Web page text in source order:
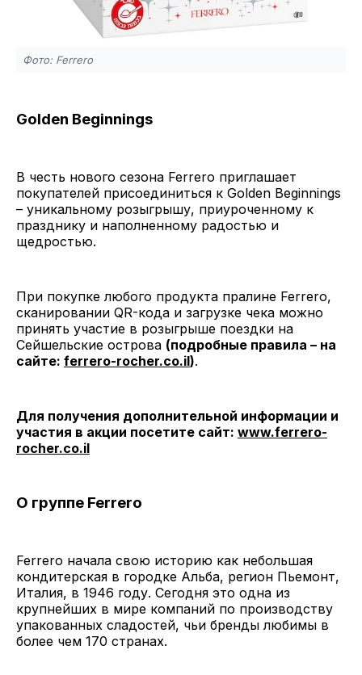
Фото: Ferrero
Golden Beginnings
В честь нового сезона Ferrero приглашает
покупателей присоединиться к Golden Beginnings
– уникальному розыгрышу, приуроченному к
празднику и наполненному радостью и
щедростью.
При покупке любого продукта пралине Ferrero,
сканировании QR-кода и загрузке чека можно
принять участие в розыгрыше поездки на
Сейшельские острова (подробные правила – на
сайте: ferrero-rocher.co.il).
Для получения дополнительной информации и
участия в акции посетите сайт: www.ferrero-
rocher.co.il
О группе Ferrero
Ferrero начала свою историю как небольшая
кондитерская в городке Альба, регион Пьемонт,
Италия, в 1946 году. Сегодня это одна из
крупнейших в мире компаний по производству
упакованных сладостей, чьи бренды любимы в
более чем 170 странах.